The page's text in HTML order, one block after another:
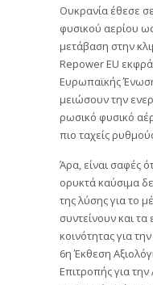
Ουκρανία έθεσε
φυσικού αερίου
μετάβαση στην
Repower EU
Ευρωπαϊκής
μειώσουν την
ρωσικό φυσικό
πιο ταχείς
Άρα, είναι σαφές
ορυκτά καύσιμα
της λύσης για το
συντείνουν και
κοινότητας για
6η Έκθεση
Επιτροπής για την